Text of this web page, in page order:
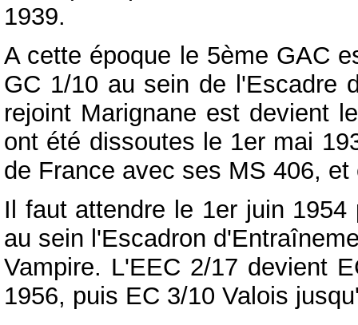
1939.
A cette époque le 5ème GAC
GC 1/10 au sein de l'Escadre
rejoint Marignane est devient
ont été dissoutes le 1er mai
de France avec ses MS 406,
Il faut attendre le 1er juin
au sein l'Escadron
Vampire. L'EEC 2/17 devient
1956, puis EC 3/10 Valois